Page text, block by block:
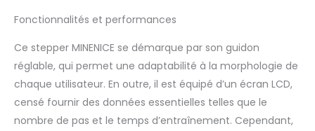
plus de calories en
moins de temps.
Hauteur réglable : les
accoudoirs du stepper
peuvent être réglés sur
trois niveaux de
hauteur et permettent
Fonctionnalités et performances
Ce stepper MINENICE se démarque par son guidon
réglable, qui permet une adaptabilité à la morphologie de
chaque utilisateur. En outre, il est équipé d’un écran LCD,
censé fournir des données essentielles telles que le
nombre de pas et le temps d’entraînement. Cependant,